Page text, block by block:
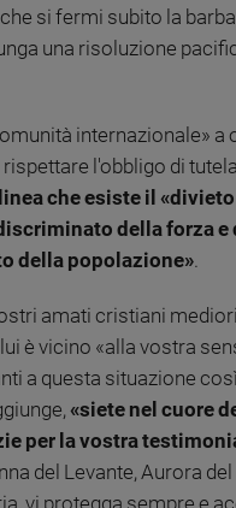
si fermi subito la
una risoluzione
internazionale» a
l'obbligo di
che esiste il
della forza e
della popolazione».
amati cristiani
è vicino «alla vostra
a questa situazione così
«siete nel cuore
per la vostra
del Levante, Aurora